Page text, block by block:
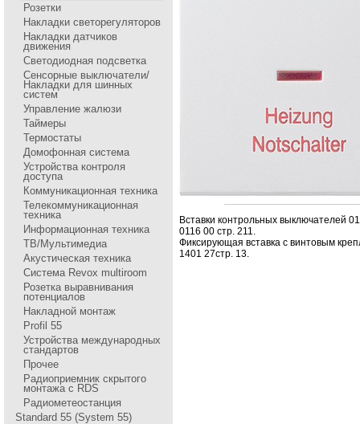
Розетки
Накладки cветорегуляторов
Накладки датчиков
движения
Светодиодная подсветка
Сенсорные выключатели/
Накладки для шинных
систем
Управление жалюзи
Таймеры
Термостаты
Домофонная система
Устройства контроля
доступа
Коммуникационная техника
Телекоммуникационная
техника
Информационная техника
ТВ/Мультимедиа
Акустическая техника
Система Revox multiroom
Розетка выравнивания
потенциалов
Накладной монтаж
Profil 55
Устройства международных
стандартов
Прочее
Радиоприемник скрытого
монтажа с RDS
Радиометеостанция
Standard 55 (System 55)
Вставки контpольных выключателей
0116 00 стp. 211.
Фиксиpующая вставка с винтовым
1401 27стp. 13.